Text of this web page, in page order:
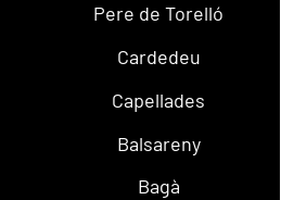
Pere de Torelló
Cardedeu
Capellades
Balsareny
Bagà